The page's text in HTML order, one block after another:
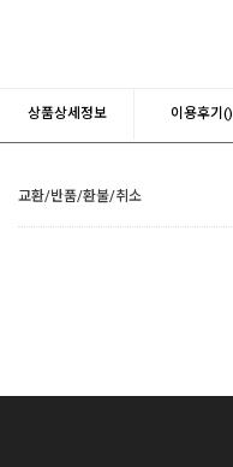
상품상세정보 이용후기()
교환/반품/환불/취소